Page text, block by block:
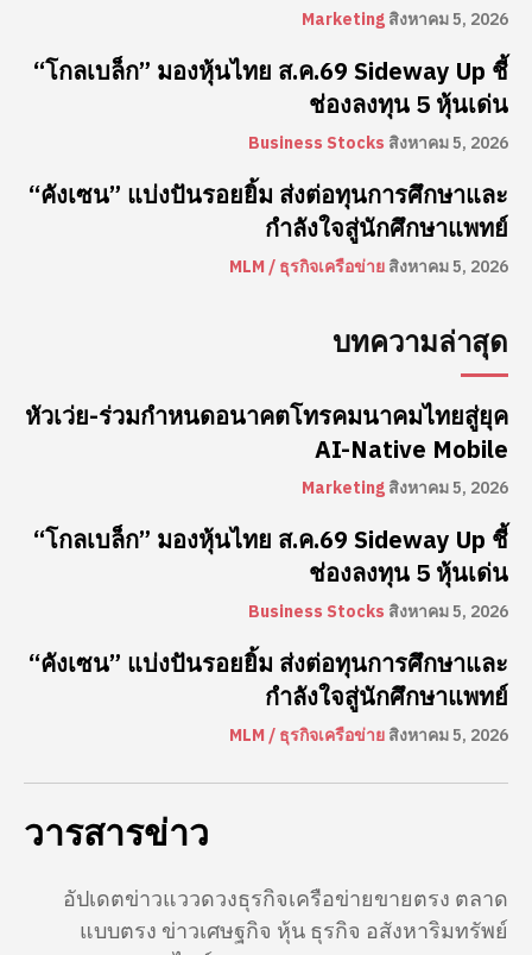
Marketingสิงหาคม 5, 2026
“โกลเบล็ก” มองหุ้นไทย ส.ค.69 Sideway Up ชี้
ช่องลงทุน 5 หุ้นเด่น
Business Stocks สิงหาคม 5, 2026
“คังเซน” แบ่งปันรอยยิ้ม ส่งต่อทุนการศึกษาและ
กำลังใจสู่นักศึกษาแพทย์
MLM / ธุรกิจเครือข่ายสิงหาคม 5, 2026
บทความล่าสุด
หัวเว่ย-ร่วมกำหนดอนาคตโทรคมนาคมไทยสู่ยุค
AI-Native Mobile
Marketingสิงหาคม 5, 2026
“โกลเบล็ก” มองหุ้นไทย ส.ค.69 Sideway Up ชี้
ช่องลงทุน 5 หุ้นเด่น
Business Stocks สิงหาคม 5, 2026
“คังเซน” แบ่งปันรอยยิ้ม ส่งต่อทุนการศึกษาและ
กำลังใจสู่นักศึกษาแพทย์
MLM / ธุรกิจเครือข่ายสิงหาคม 5, 2026
วารสารข่าว
อัปเดตข่าวแววดวงธุรกิจเครือข่ายขายตรง ตลาด
แบบตรง ข่าวเศษฐกิจ หุ้น ธุรกิจ อสังหาริมทรัพย์